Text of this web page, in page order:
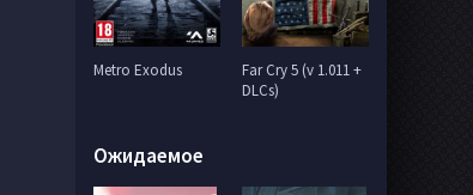
Metro Exodus
Far Cry 5 (v 1.011 +
DLCs)
Ожидаемое